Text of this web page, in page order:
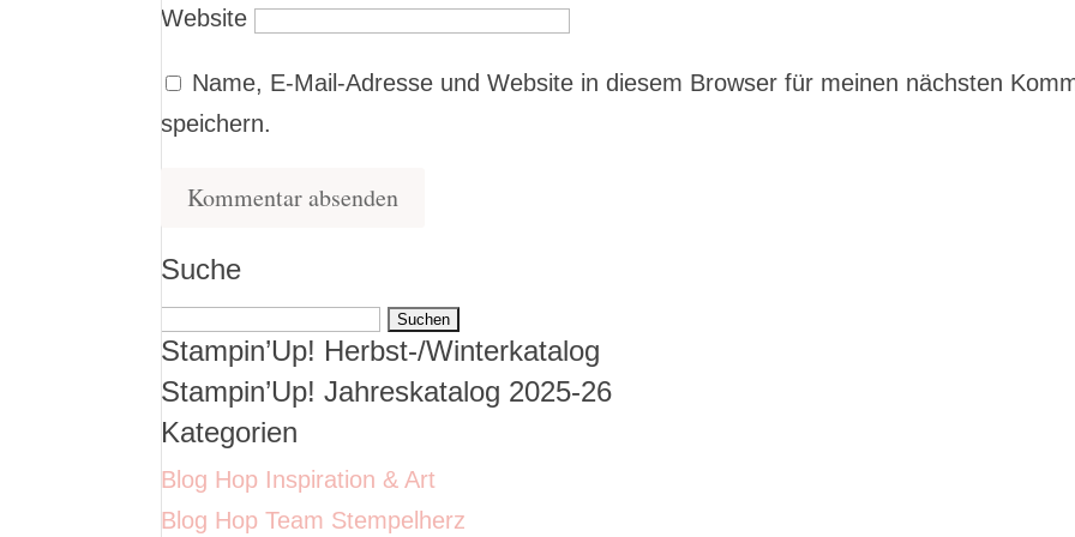
Website
Name, E-Mail-Adresse und Website in diesem Browser für meinen nächsten
speichern.
Suche
Suchen
nach:
Stampin’Up! Herbst-/Winterkatalog
Stampin’Up! Jahreskatalog 2025-26
Kategorien
Blog Hop Inspiration & Art
Blog Hop Team Stempelherz